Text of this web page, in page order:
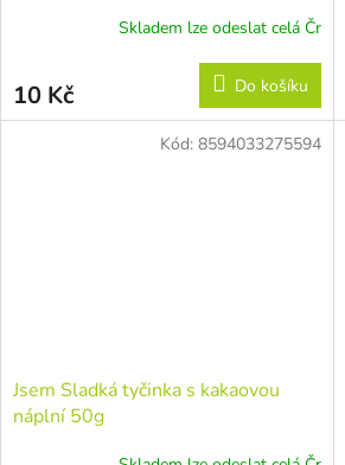
Skladem lze odeslat celá Čr
10 Kč Do košíku
Jsem Sladká tyčinka s kakaovou
náplní 50g
Kód: 8594033275594